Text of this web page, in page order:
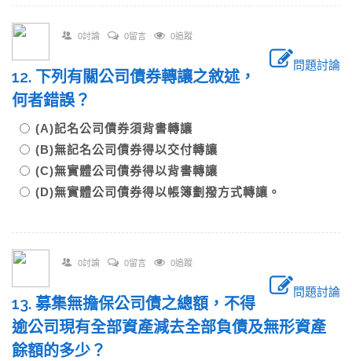
0討論 0留言 0追蹤
問題討論
12. 下列有關公司債券轉讓之敘述，
何者錯誤？
(A)記名公司債券須背書轉讓
(B)無記名公司債券得以交付轉讓
(C)無實體公司債券得以背書轉讓
(D)無實體公司債券得以帳簿劃撥方式轉讓。
0討論 0留言 0追蹤
問題討論
13. 募集無擔保公司債之總額，不得
逾公司現有全部資產減去全部負債及無形資產
餘額的多少？